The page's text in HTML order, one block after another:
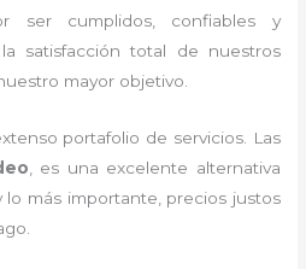
ser cumplidos, confiables y
satisfacción total de nuestros
mayor objetivo.
portafolio de servicios. Las
, es una excelente alternativa
lo más importante, precios justos